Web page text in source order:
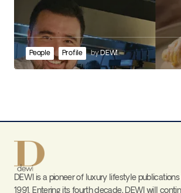
People Profile byDEWI
DEWI is a pioneer of luxury lifestyle
1991. Entering its fourth decade, DEWI will